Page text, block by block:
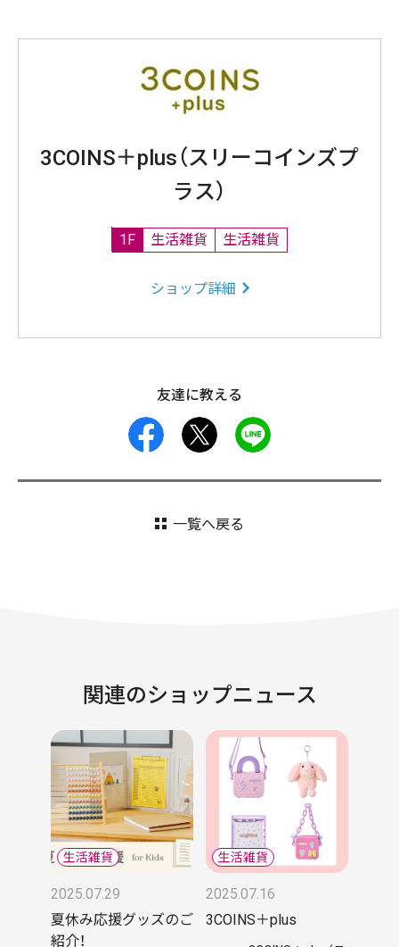
3COINS＋plus（スリーコインズプ
ラス）
1F 生活雑貨 生活雑貨
ショップ詳細
友達に教える
facebook
一覧へ戻る
関連のショップニュース
2025.07.29
夏休み応援グッズのご
紹介！
2025.07.16
3COINS＋plus